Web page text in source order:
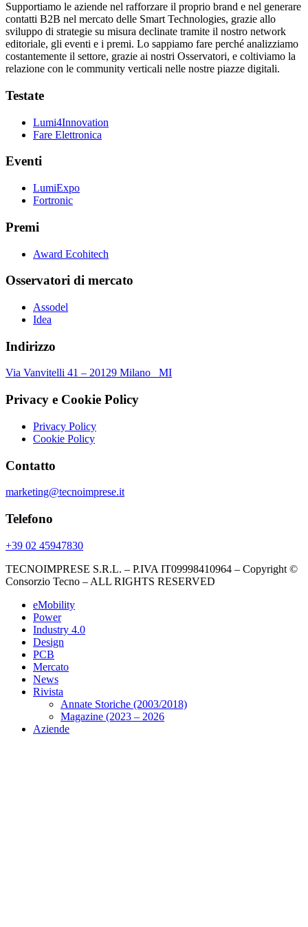
Supportiamo le aziende nel rafforzare il proprio brand e nel generare
contatti B2B nel mercato delle Smart Technologies, grazie allo
sviluppo di strategie su misura declinate tramite il nostro network
editoriale, gli eventi e i premi. Lo sappiamo fare perché analizziamo
costantemente il settore, grazie ai nostri Osservatori, e coltiviamo la
relazione con le community verticali nelle nostre piazze digitali.
Testate
Lumi4Innovation
Fare Elettronica
Eventi
LumiExpo
Fortronic
Premi
Award Ecohitech
Osservatori di mercato
Assodel
Idea
Indirizzo
Via Vanvitelli 41 – 20129 Milano MI
Privacy e Cookie Policy
Privacy Policy
Cookie Policy
Contatto
marketing@tecnoimprese.it
Telefono
+39 02 45947830
TECNOIMPRESE S.R.L. – P.IVA IT09998410964 – Copyright ©
Consorzio Tecno – ALL RIGHTS RESERVED
eMobility
Power
Industry 4.0
Design
PCB
Mercato
News
Rivista
Annate Storiche (2003/2018)
Magazine (2023 – 2026
Aziende